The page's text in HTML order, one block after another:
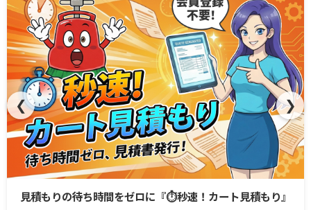
見積もりの待ち時間をゼロに『⏱️秒速！カート見積もり』
❮ ❯